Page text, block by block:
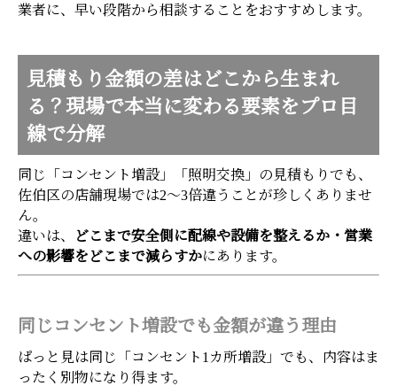
業者に、早い段階から相談することをおすすめします。
見積もり金額の差はどこから生まれ
る？現場で本当に変わる要素をプロ目
線で分解
同じ「コンセント増設」「照明交換」の見積もりでも、
佐伯区の店舗現場では2〜3倍違うことが珍しくありませ
ん。
違いは、
どこまで安全側に配線や設備を整えるか・営業
への影響をどこまで減らすかにあります。
同じコンセント増設でも金額が違う理由
ぱっと見は同じ「コンセント1カ所増設」でも、内容はま
ったく別物になり得ます。